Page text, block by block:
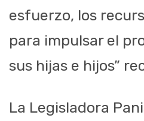
esfuerzo, los
para impulsar el
sus hijas e hijos”
La Legisladora